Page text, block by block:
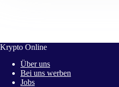
Krypto Online
Über uns
Bei uns werben
Jobs